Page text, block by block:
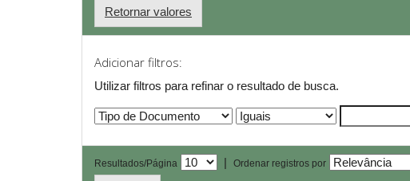
Retornar valores
Adicionar filtros:
Utilizar filtros para refinar o resultado de busca.
Resultados/Página | Ordenar registros por